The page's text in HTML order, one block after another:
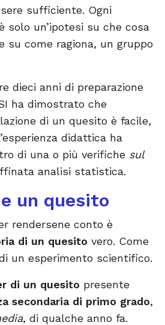
sufficiente. Ogni
solo un’ipotesi su che cosa
su come ragiona, un gruppo
dieci anni di preparazione
ha dimostrato che
di un quesito è facile,
didattica ha
di una o più verifiche sul
analisi statistica.
un quesito
rendersene conto è
di un quesito vero. Come
un esperimento scientifico.
di un quesito presente
secondaria di primo grado,
, di qualche anno fa.